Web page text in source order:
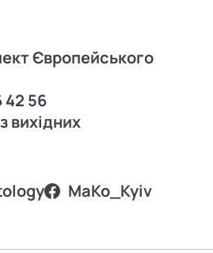
Європейського
42 56
вихідних
MаKo_Kyiv